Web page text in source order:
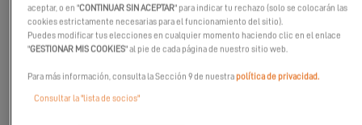
El Excess 11 ya no le oculta ningún secreto!
aceptar, o en "CONTINUAR SIN ACEPTAR" para indicar tu rechazo (solo se colocarán las
cookies estrictamente necesarias para el funcionamiento del sitio).
Puedes modificar tus elecciones en cualquier momento haciendo clic en el enlace
"GESTIONAR MIS COOKIES" al pie de cada página de nuestro sitio web.
Para más información, consulta la Sección 9 de nuestrapolítica de privacidad.
Consultar la "lista de socios"